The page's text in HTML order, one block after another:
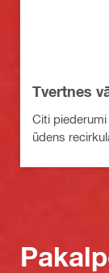
Tvertnes
Citi
ūdens